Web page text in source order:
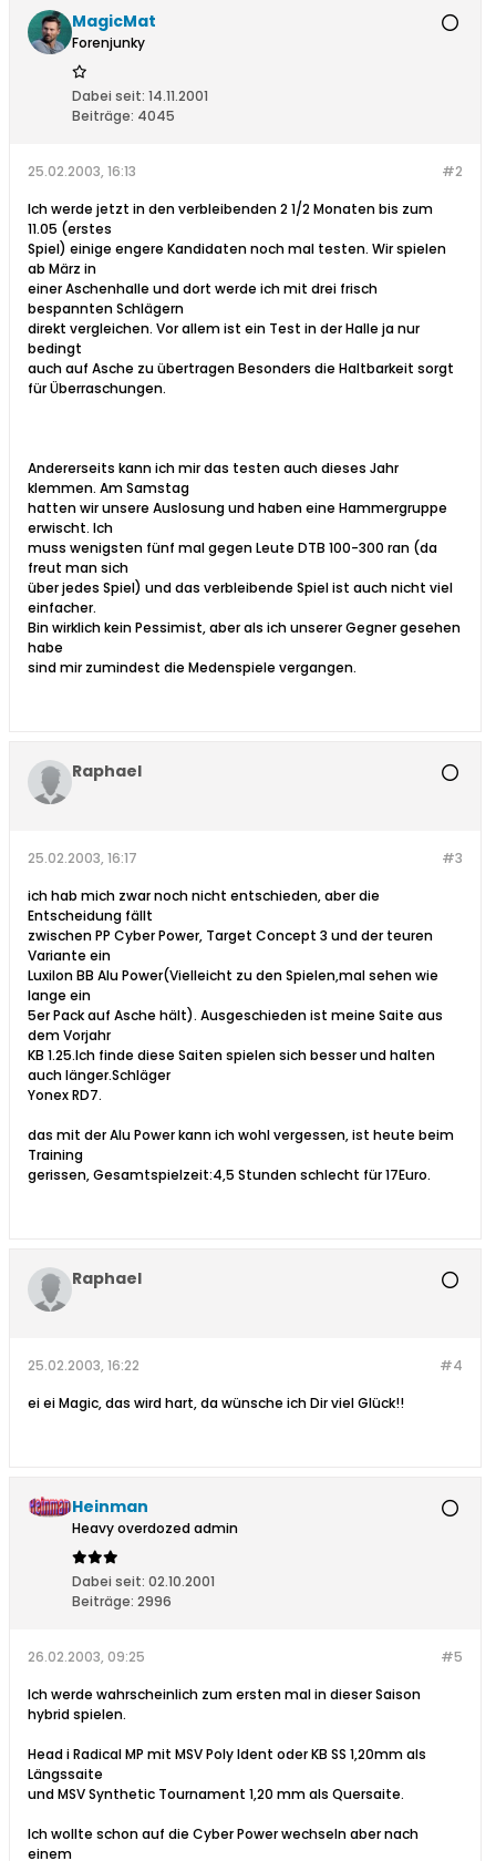
MagicMat
Forenjunky
Dabei seit: 14.11.2001
Beiträge: 4045
#2
25.02.2003, 16:13
Ich werde jetzt in den verbleibenden 2 1/2 Monaten bis zum
11.05 (erstes
Spiel) einige engere Kandidaten noch mal testen. Wir spielen
ab März in
einer Aschenhalle und dort werde ich mit drei frisch
bespannten Schlägern
direkt vergleichen. Vor allem ist ein Test in der Halle ja nur
bedingt
auch auf Asche zu übertragen Besonders die Haltbarkeit sorgt
für Überraschungen.
Andererseits kann ich mir das testen auch dieses Jahr
klemmen. Am Samstag
hatten wir unsere Auslosung und haben eine Hammergruppe
erwischt. Ich
muss wenigsten fünf mal gegen Leute DTB 100-300 ran (da
freut man sich
über jedes Spiel) und das verbleibende Spiel ist auch nicht viel
einfacher.
Bin wirklich kein Pessimist, aber als ich unserer Gegner gesehen
habe
sind mir zumindest die Medenspiele vergangen.
Raphael
#3
25.02.2003, 16:17
ich hab mich zwar noch nicht entschieden, aber die
Entscheidung fällt
zwischen PP Cyber Power, Target Concept 3 und der teuren
Variante ein
Luxilon BB Alu Power(Vielleicht zu den Spielen,mal sehen wie
lange ein
5er Pack auf Asche hält). Ausgeschieden ist meine Saite aus
dem Vorjahr
KB 1.25.Ich finde diese Saiten spielen sich besser und halten
auch länger.Schläger
Yonex RD7.
das mit der Alu Power kann ich wohl vergessen, ist heute beim
Training
gerissen, Gesamtspielzeit:4,5 Stunden schlecht für 17Euro.
Raphael
#4
25.02.2003, 16:22
ei ei Magic, das wird hart, da wünsche ich Dir viel Glück!!
Heinman
Heavy overdozed admin
Dabei seit: 02.10.2001
Beiträge: 2996
#5
26.02.2003, 09:25
Ich werde wahrscheinlich zum ersten mal in dieser Saison
hybrid spielen.
Head i Radical MP mit MSV Poly Ident oder KB SS 1,20mm als
Längssaite
und MSV Synthetic Tournament 1,20 mm als Quersaite.
Ich wollte schon auf die Cyber Power wechseln aber nach
einem